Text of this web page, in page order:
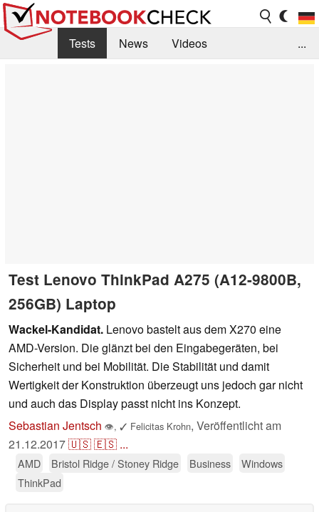
Tests News
Videos
...
Test Lenovo ThinkPad A275 (A12-9800B,
256GB) Laptop
Wackel-Kandidat. Lenovo bastelt aus dem X270 eine
AMD-Version. Die glänzt bei den Eingabegeräten, bei
Sicherheit und bei Mobilität. Die Stabilität und damit
Wertigkeit der Konstruktion überzeugt uns jedoch gar nicht
und auch das Display passt nicht ins Konzept.
Sebastian Jentsch 👁, ✓ Felicitas Krohn, Veröffentlicht am
21.12.2017🇺🇸🇪🇸 ...
AMD Bristol Ridge / Stoney Ridge Business
Windows
ThinkPad